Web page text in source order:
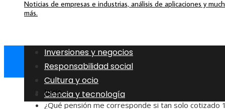
Noticias de empresas e industrias, análisis de aplicaciones y
más.
Inversiones y negocios
Responsabilidad social
Cultura y ocio
Ciencia y tecnología
Inicio
¿Qué pensión me corresponde si tan solo cotizado